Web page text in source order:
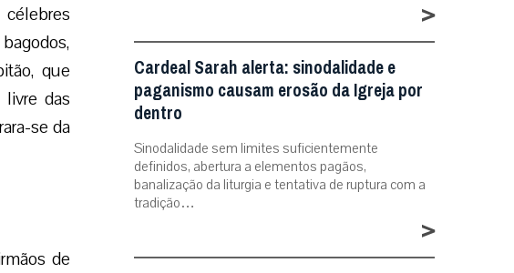
que
das
se da
de
>
Cardeal Sarah alerta: sinodalidade e
paganismo causam erosão da Igreja por
dentro
Sinodalidade sem limites suficientemente
definidos, abertura a elementos pagãos,
banalização da liturgia e tentativa de ruptura com a
tradição…
>